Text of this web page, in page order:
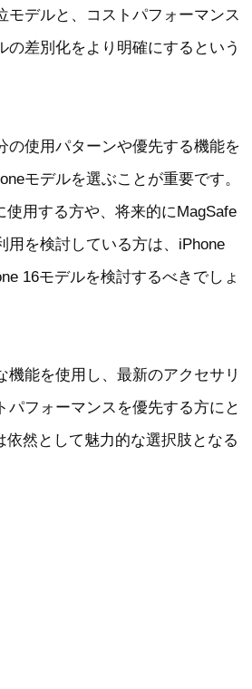
モデルと、コストパフォーマンス
の差別化をより明確にするという
の使用パターンや優先する機能を
モデルを選ぶことが重要です。
使用する方や、将来的にMagSafe
用を検討している方は、iPhone
16モデルを検討するべきでしょ
機能を使用し、最新のアクセサリ
パフォーマンスを優先する方にと
依然として魅力的な選択肢となる